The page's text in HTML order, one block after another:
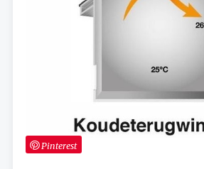
Pinterest